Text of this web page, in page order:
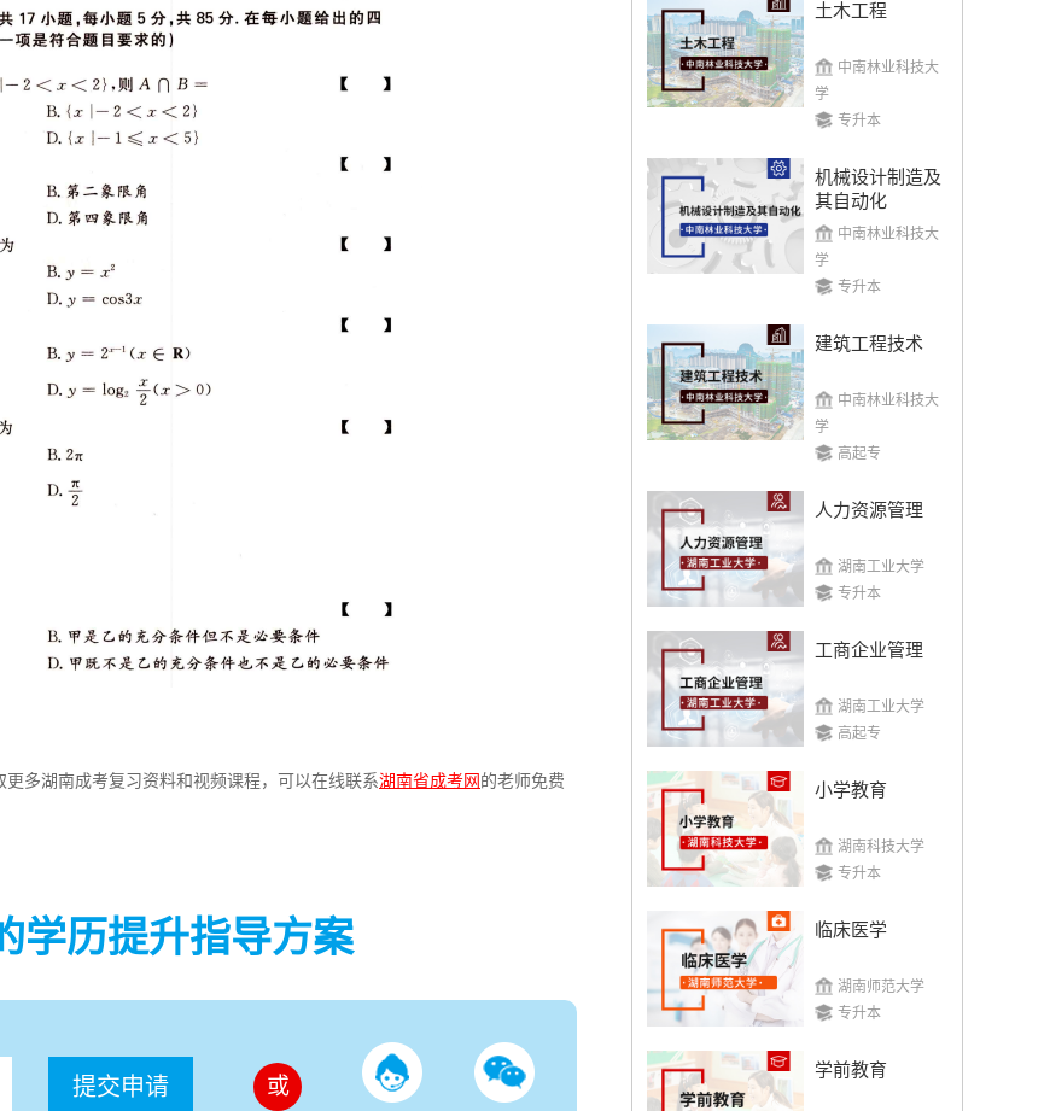
多湖南成考复习资料和视频课程，可以在线联系湖南省成考网 的老师免费
学历提升指导方案
提交申请 或
土木工程
中南林业科技大
学
专升本
机械设计制造及
其自动化
中南林业科技大
学
专升本
建筑工程技术
中南林业科技大
学
高起专
人力资源管理
湖南工业大学
专升本
工商企业管理
湖南工业大学
高起专
小学教育
湖南科技大学
专升本
临床医学
湖南师范大学
专升本
学前教育